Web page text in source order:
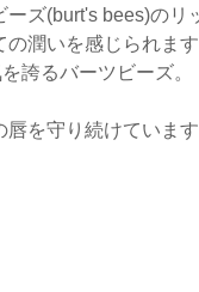
ズ(burt's bees)のリ
の潤いを感じられま
誇るバーツビーズ。
を守り続けています